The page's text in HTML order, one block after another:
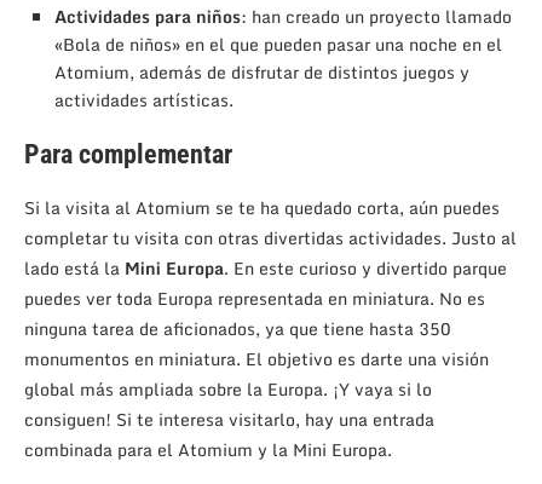
Actividades para niños: han creado un proyecto llamado
«Bola de niños» en el que pueden pasar una noche en el
Atomium, además de disfrutar de distintos juegos y
actividades artísticas.
Para complementar
Si la visita al Atomium se te ha quedado corta, aún puedes
completar tu visita con otras divertidas actividades. Justo al
lado está la Mini Europa. En este curioso y divertido parque
puedes ver toda Europa representada en miniatura. No es
ninguna tarea de aficionados, ya que tiene hasta 350
monumentos en miniatura. El objetivo es darte una visión
global más ampliada sobre la Europa. ¡Y vaya si lo
consiguen! Si te interesa visitarlo, hay una entrada
combinada para el Atomium y la Mini Europa.